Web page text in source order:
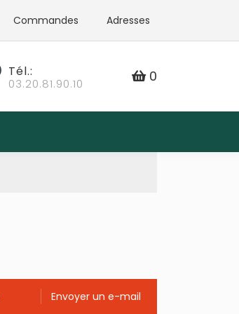
Commandes Adresses
Tél.:
03.20.81.90.10 0
Envoyer un e-mail